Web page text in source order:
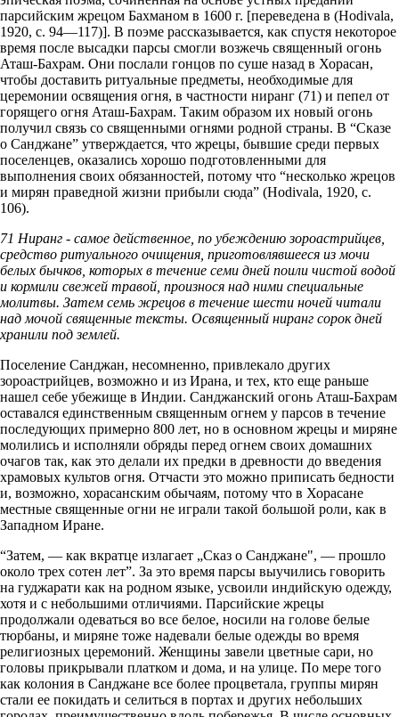
парсийским жрецом Бахманом в 1600 г. [переведена в (Hodivala,
1920, с. 94—117)]. В поэме рассказывается, как спустя некоторое
время после высадки парсы смогли возжечь священный огонь
Аташ-Бахрам. Они послали гонцов по суше назад в Хорасан,
чтобы доставить ритуальные предметы, необходимые для
церемонии освящения огня, в частности ниранг (71) и пепел от
горящего огня Аташ-Бахрам. Таким образом их новый огонь
получил связь со священными огнями родной страны. В “Сказе
о Санджане” утверждается, что жрецы, бывшие среди первых
поселенцев, оказались хорошо подготовленными для
выполнения своих обязанностей, потому что “несколько жрецов
и мирян праведной жизни прибыли сюда” (Hodivala, 1920, с.
106).
71 Ниранг - самое действенное, по убеждению зороастрийцев,
средство ритуального очищения, приготовлявшееся из мочи
белых бычков, которых в течение семи дней поили чистой водой
и кормили свежей травой, произнося над ними специальные
молитвы. Затем семь жрецов в течение шести ночей читали
над мочой священные тексты. Освященный ниранг сорок дней
хранили под землей.
Поселение Санджан, несомненно, привлекало других
зороастрийцев, возможно и из Ирана, и тех, кто еще раньше
нашел себе убежище в Индии. Санджанский огонь Аташ-Бахрам
оставался единственным священным огнем у парсов в течение
последующих примерно 800 лет, но в основном жрецы и миряне
молились и исполняли обряды перед огнем своих домашних
очагов так, как это делали их предки в древности до введения
храмовых культов огня. Отчасти это можно приписать бедности
и, возможно, хорасанским обычаям, потому что в Хорасане
местные священные огни не играли такой большой роли, как в
Западном Иране.
“Затем, — как вкратце излагает „Сказ о Санджане", — прошло
около трех сотен лет”. За это время парсы выучились говорить
на гуджарати как на родном языке, усвоили индийскую одежду,
хотя и с небольшими отличиями. Парсийские жрецы
продолжали одеваться во все белое, носили на голове белые
тюрбаны, и миряне тоже надевали белые одежды во время
религиозных церемоний. Женщины завели цветные сари, но
головы прикрывали платком и дома, и на улице. По мере того
как колония в Санджане все более процветала, группы мирян
стали ее покидать и селиться в портах и других небольших